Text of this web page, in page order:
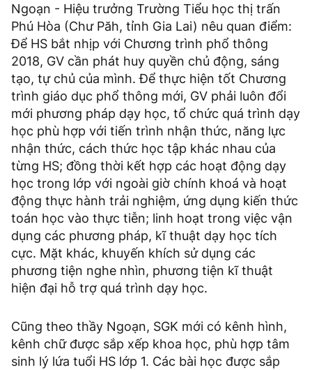
Ngoạn - Hiệu trưởng Trường Tiểu học thị trấn
Phú Hòa (Chư Păh, tỉnh Gia Lai) nêu quan điểm:
Để HS bắt nhịp với Chương trình phổ thông
2018, GV cần phát huy quyền chủ động, sáng
tạo, tự chủ của mình. Để thực hiện tốt Chương
trình giáo dục phổ thông mới, GV phải luôn đổi
mới phương pháp dạy học, tổ chức quá trình dạy
học phù hợp với tiến trình nhận thức, năng lực
nhận thức, cách thức học tập khác nhau của
từng HS; đồng thời kết hợp các hoạt động dạy
học trong lớp với ngoài giờ chính khoá và hoạt
động thực hành trải nghiệm, ứng dụng kiến thức
toán học vào thực tiễn; linh hoạt trong việc vận
dụng các phương pháp, kĩ thuật dạy học tích
cực. Mặt khác, khuyến khích sử dụng các
phương tiện nghe nhìn, phương tiện kĩ thuật
hiện đại hỗ trợ quá trình dạy học.
Cũng theo thầy Ngoạn, SGK mới có kênh hình,
kênh chữ được sắp xếp khoa học, phù hợp tâm
sinh lý lứa tuổi HS lớp 1. Các bài học được sắp